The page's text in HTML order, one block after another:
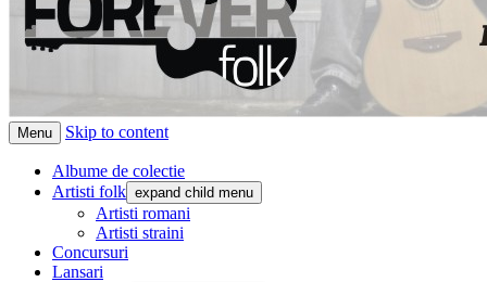
Menu Skip to content
Albume de colectie
Artisti folk expand child menu
Artisti romani
Artisti straini
Concursuri
Lansari